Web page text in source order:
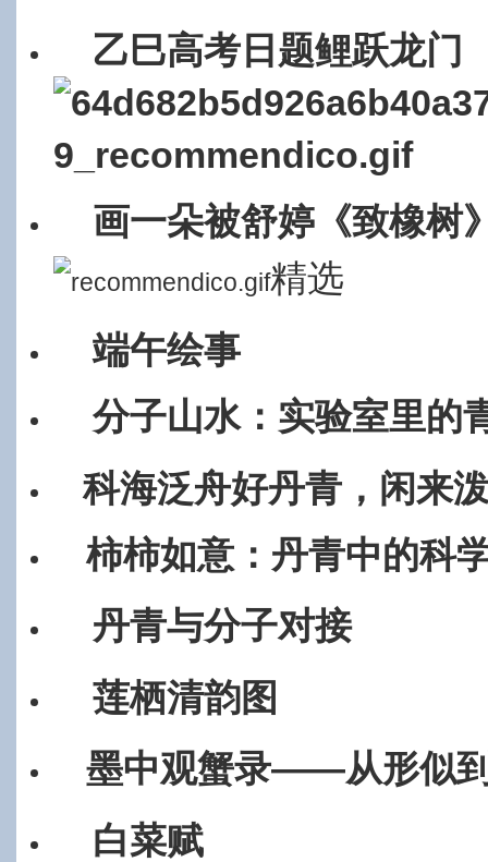
乙巳高考日题鲤跃龙门
画一朵被舒婷《致橡树
精选
端午绘事
分子山水：实验室里的
科海泛舟好丹青，闲来
柿柿如意：丹青中的科
丹青与分子对接
莲栖清韵图
墨中观蟹录——从形似
白菜赋